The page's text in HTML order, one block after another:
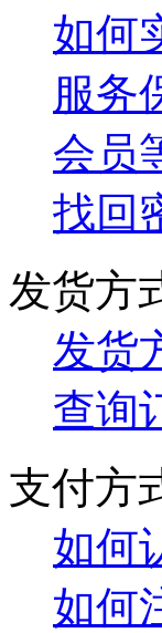
如何
服务
会员
找回
发货方
发货
查询
支付方
如何
如何